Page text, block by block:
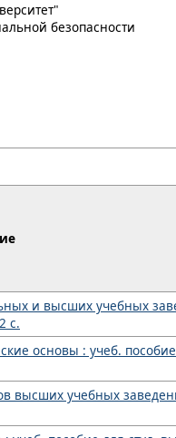
безопасности
и высших учебных
с.
основы : учеб.
высших учебных